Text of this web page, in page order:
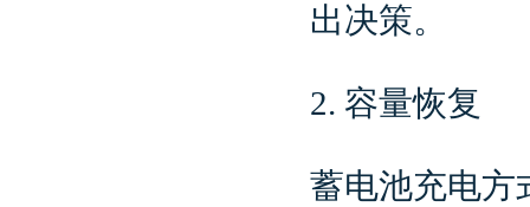
出决策。
2. 容量恢复
蓄电池充电方